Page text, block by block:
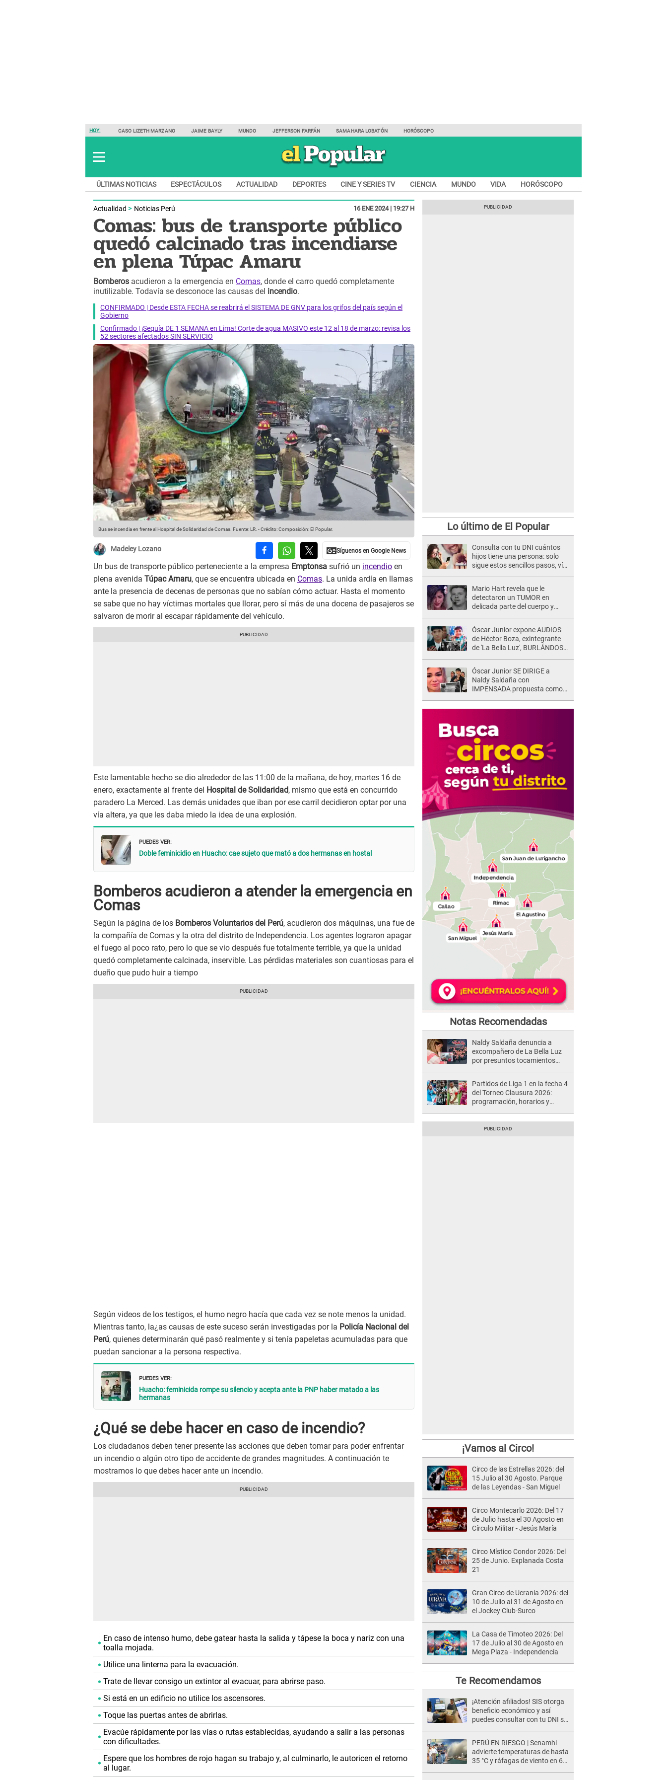
HOY: CASO LIZETH MARZANO JAIME BAYLY MUNDO JEFFERSON FARFÁN SAMAHARA LOBATÓN HORÓSCOPO
ÚLTIMAS NOTICIAS ESPECTÁCULOS ACTUALIDAD DEPORTES CINE Y SERIES TV CIENCIA MUNDO VIDA HORÓSCOPO
Actualidad Noticias Perú 16 ENE 2024 | 19:27 H
Comas: bus de transporte público
quedó calcinado tras incendiarse
en plena Túpac Amaru
Bomberos acudieron a la emergencia en Comas, donde el carro quedó completamente
inutilizable. Todavía se desconoce las causas del incendio.
CONFIRMADO | Desde ESTA FECHA se reabrirá el SISTEMA DE GNV para los grifos del país según el
Gobierno
Confirmado | ¡Sequía DE 1 SEMANA en Lima! Corte de agua MASIVO este 12 al 18 de marzo: revisa los
52 sectores afectados SIN SERVICIO
Bus se incendia en frente al Hospital de Solidaridad de Comas. Fuente: LR. -Crédito: Composición: El Popular.
Madeley Lozano
Un bus de transporte público perteneciente a la empresa Emptonsa sufrió un incendio en
plena avenida Túpac Amaru, que se encuentra ubicada en Comas. La unida ardía en llamas
ante la presencia de decenas de personas que no sabían cómo actuar. Hasta el momento
se sabe que no hay víctimas mortales que llorar, pero sí más de una docena de pasajeros se
salvaron de morir al escapar rápidamente del vehículo.
Este lamentable hecho se dio alrededor de las 11:00 de la mañana, de hoy, martes 16 de
enero, exactamente al frente del Hospital de Solidaridad, mismo que está en concurrido
paradero La Merced. Las demás unidades que iban por ese carril decidieron optar por una
vía altera, ya que les daba miedo la idea de una explosión.
PUEDES VER:
Doble feminicidio en Huacho: cae sujeto que mató a dos hermanas en hostal
Bomberos acudieron a atender la emergencia en
Comas
Según la página de los Bomberos Voluntarios del Perú, acudieron dos máquinas, una fue de
la compañía de Comas y la otra del distrito de Independencia. Los agentes lograron apagar
el fuego al poco rato, pero lo que se vio después fue totalmente terrible, ya que la unidad
quedó completamente calcinada, inservible. Las pérdidas materiales son cuantiosas para el
dueño que pudo huir a tiempo
Según videos de los testigos, el humo negro hacía que cada vez se note menos la unidad.
Mientras tanto, la¿as causas de este suceso serán investigadas por la Policía Nacional del
Perú, quienes determinarán qué pasó realmente y si tenía papeletas acumuladas para que
puedan sancionar a la persona respectiva.
PUEDES VER:
Huacho: feminicida rompe su silencio y acepta ante la PNP haber matado a las
hermanas
¿Qué se debe hacer en caso de incendio?
Los ciudadanos deben tener presente las acciones que deben tomar para poder enfrentar
un incendio o algún otro tipo de accidente de grandes magnitudes. A continuación te
mostramos lo que debes hacer ante un incendio.
En caso de intenso humo, debe gatear hasta la salida y tápese la boca y nariz con una
toalla mojada.
Utilice una linterna para la evacuación.
Trate de llevar consigo un extintor al evacuar, para abrirse paso.
Si está en un edificio no utilice los ascensores.
Toque las puertas antes de abrirlas.
Evacúe rápidamente por las vías o rutas establecidas, ayudando a salir a las personas
con dificultades.
Espere que los hombres de rojo hagan su trabajo y, al culminarlo, le autoricen el retorno
al lugar.
Lo último de El Popular
Consulta con tu DNI cuántos
hijos tiene una persona: solo
sigue estos sencillos pasos, vía
Mario Hart revela que le
detectaron un TUMOR en
delicada parte del cuerpo y
muy fuertes..."
Óscar Junior expone AUDIOS
de Héctor Boza, exintegrante
de 'La Bella Luz', BURLÁNDOSE
de maltrato: "Grábame..."
Óscar Junior SE DIRIGE a
Naldy Saldaña con
IMPENSADA propuesta como
Notas Recomendadas
Naldy Saldaña denuncia a
excompañero de La Bella Luz
por presuntos tocamientos
Partidos de Liga 1 en la fecha 4
del Torneo Clausura 2026:
programación, horarios y
¡Vamos al Circo!
Circo de las Estrellas 2026: del
15 Julio al 30 Agosto. Parque
de las Leyendas - San Miguel
Circo Montecarlo 2026: Del 17
de Julio hasta el 30 Agosto en
Círculo Militar - Jesús María
Circo Místico Condor 2026: Del
25 de Junio. Explanada Costa
21
Gran Circo de Ucrania 2026: del
10 de Julio al 31 de Agosto en
el Jockey Club-Surco
La Casa de Timoteo 2026: Del
17 de Julio al 30 de Agosto en
Mega Plaza - Independencia
Te Recomendamos
¡Atención afiliados! SIS otorga
beneficio económico y así
puedes consultar con tu DNI si
PERÚ EN RIESGO | Senamhi
advierte temperaturas de hasta
35 °C y ráfagas de viento en 6